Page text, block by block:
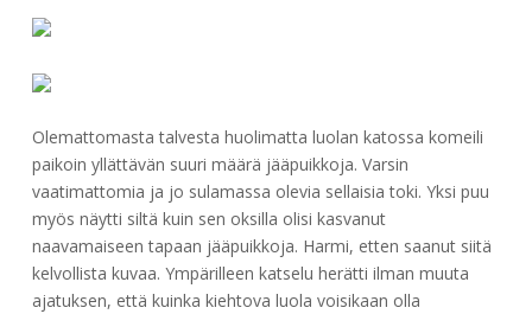
Olemattomasta talvesta huolimatta luolan katossa komeili
paikoin yllättävän suuri määrä jääpuikkoja. Varsin
vaatimattomia ja jo sulamassa olevia sellaisia toki. Yksi puu
myös näytti siltä kuin sen oksilla olisi kasvanut
naavamaiseen tapaan jääpuikkoja. Harmi, etten saanut siitä
kelvollista kuvaa. Ympärilleen katselu herätti ilman muuta
ajatuksen, että kuinka kiehtova luola voisikaan olla